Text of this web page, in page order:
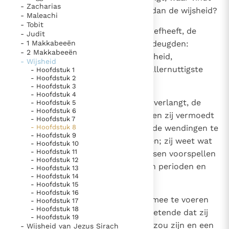
Paus Leo XIV in Pavia: "De stad is zowel een gave als
een taak"
Paus in Pavia: St. Augustinus toont ons de noodzaak om
"naar het innerlijk" toe te keren.
RK Documenten stelt heel veel belangrijke
kerkelijke documenten van de Rooms
Katholieke Kerk in het Nederlands beschikbaar
en is volledig afhankelijk van donaties.
Ik help mee!
- Zacharias
- Maleachi
- Tobit
- Judit
- 1 Makkabeeën
- 2 Makkabeeën
- Wijsheid
- Hoofdstuk 1
- Hoofdstuk 2
- Hoofdstuk 3
- Hoofdstuk 4
- Hoofdstuk 5
- Hoofdstuk 6
- Hoofdstuk 7
- Hoofdstuk 8
- Hoofdstuk 9
- Hoofdstuk 10
- Hoofdstuk 11
- Hoofdstuk 12
- Hoofdstuk 13
- Hoofdstuk 14
- Hoofdstuk 15
- Hoofdstuk 16
- Hoofdstuk 17
- Hoofdstuk 18
- Hoofdstuk 19
- Wijsheid van Jezus Sirach
men dan iemand die kundiger is dan de wijsheid?
En als iemand de gerechtigheid liefheeft, de
vruchten van de wijsheid zijn de deugden:
matigheid leert zij en voorzichtigheid,
rechtvaardigheid en sterkte, de allernuttigste
dingen in het menselijk leven.
En ook, als iemand rijke ervaring verlangt, de
wijsheid kent het verre verleden en zij vermoedt
de toekomst; zij weet ingewikkelde wendingen te
verklaren en raadsels op te lossen; zij weet wat
tekenen en vreemde gebeurtenissen voorspellen
en zij kent vooraf het verloop van perioden en
tijden.
Daarom besloot ik haar met mij mee te voeren
om met haar samen te wonen, wetende dat zij
voor mij een goede raadgeefster zou zijn en een